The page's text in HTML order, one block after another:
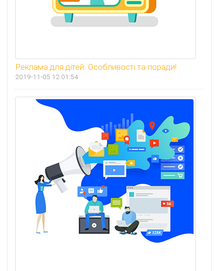
Реклама для дітей. Особливості та поради!
2019-11-05 12:01:54